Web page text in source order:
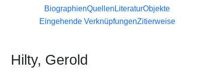
BiographienQuellen LiteraturObjekte
Eingehende VerknüpfungenZitierweise
Hilty, Gerold